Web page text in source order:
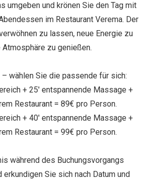
umgeben und krönen Sie den Tag mit
im Restaurant Verema. Der
zu lassen, neue Energie zu
zu genießen.
wählen Sie die passende für sich:
+ 25' entspannende Massage +
Restaurant = 89€ pro Person.
+ 40' entspannende Massage +
Restaurant = 99€ pro Person.
während des Buchungsvorgangs
Sie sich nach Datum und